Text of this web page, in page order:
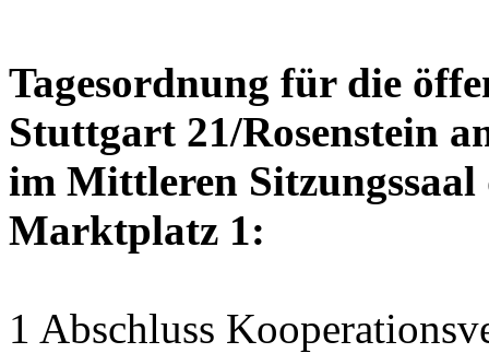
Tagesordnung für die
Stuttgart 21/Rosenstein
im Mittleren Sitzungssaal
Marktplatz 1:
1 Abschluss